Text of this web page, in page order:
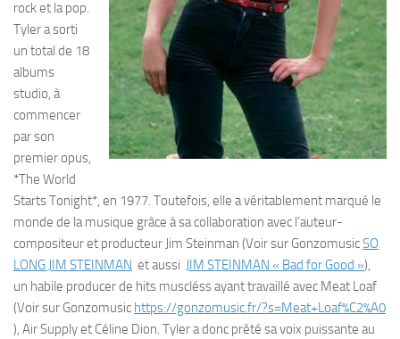
rock et la pop.
Tyler a sorti
un total de 18
albums
studio, à
commencer
par son
premier opus,
*The World
Starts Tonight*, en 1977. Toutefois, elle a véritablement marqué le
monde de la musique grâce à sa collaboration avec l’auteur-
compositeur et producteur Jim Steinman (Voir sur GonzomusicSO
LONG JIM STEINMAN et aussi JIM STEINMAN « Bad for Good »),
un habile producer de hits muscléss ayant travaillé avec Meat Loaf
(Voir sur Gonzomusic https://gonzomusic.fr/?s=Meat+Loaf%C2%A0
), Air Supply et Céline Dion. Tyler a donc prêté sa voix puissante au